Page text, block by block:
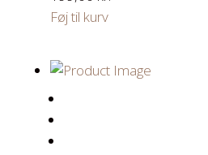
Føj til kurv